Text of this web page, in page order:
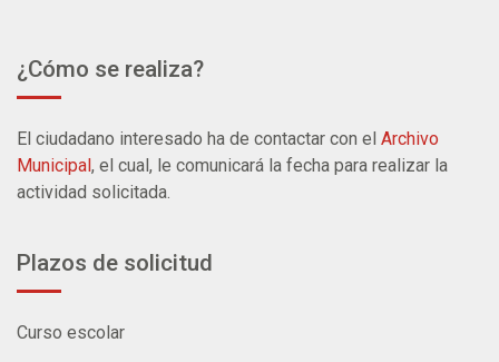
¿Cómo se realiza?
El ciudadano interesado ha de contactar con el Archivo
Municipal, el cual, le comunicará la fecha para realizar la
actividad solicitada.
Plazos de solicitud
Curso escolar